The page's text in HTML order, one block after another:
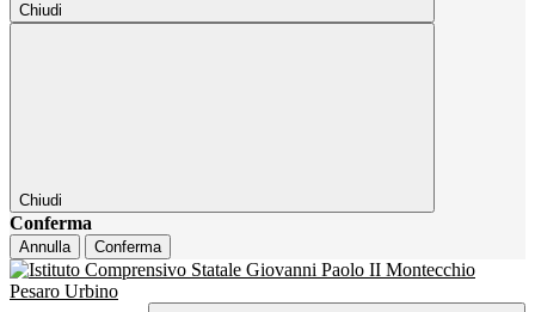
Chiudi
Chiudi
Conferma
Annulla Conferma